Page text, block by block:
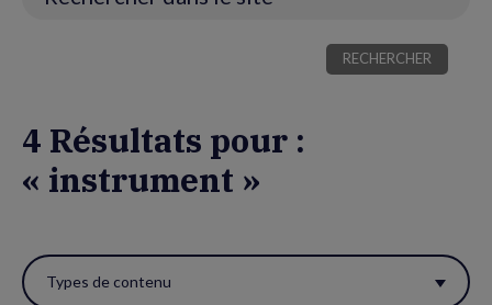
4 Résultats pour :
« instrument »
ces Types de contenu